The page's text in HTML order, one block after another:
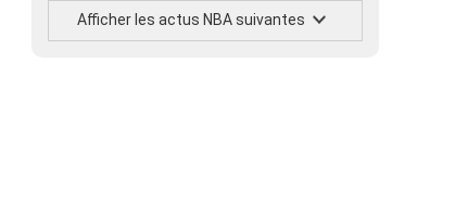
Afficher les actus NBA suivantes